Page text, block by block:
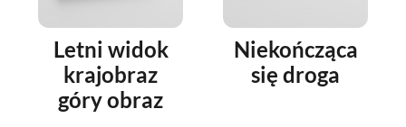
Letni widok
krajobraz
góry obraz
Niekończąca
się droga